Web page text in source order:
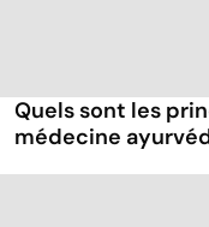
Quels sont les
médecine